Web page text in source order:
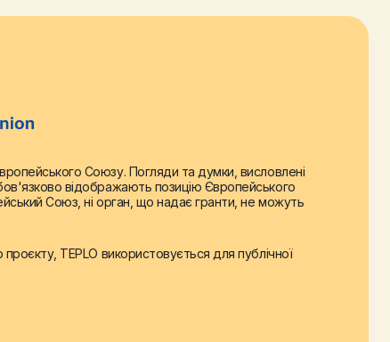
Союзу. Погляди та думки, висловлені
відображають позицію Європейського
Союз, ні орган, що надає гранти, не можуть
TEPLO використовується для публічної